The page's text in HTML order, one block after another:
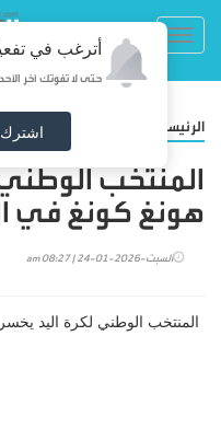
أترغب في
حتى لا تفوتك آخر
اشترك الرئيسية
المنتخب
هونغ كونغ في
السبت-2026-01-24 | 08:27 am